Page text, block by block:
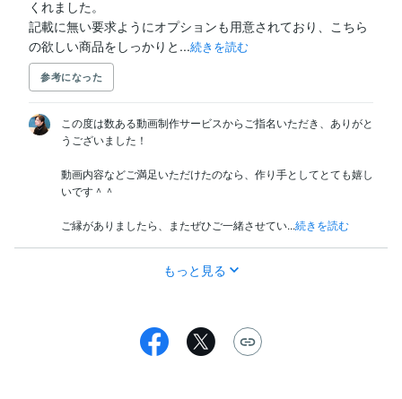
くれました。
記載に無い要求ようにオプションも用意されており、こちら
の欲しい商品をしっかりと...続きを読む
参考になった
この度は数ある動画制作サービスからご指名いただき、ありがと
うございました！
動画内容などご満足いただけたのなら、作り手としてとても嬉し
いです＾＾
ご縁がありましたら、またぜひご一緒させてい...続きを読む
もっと見る